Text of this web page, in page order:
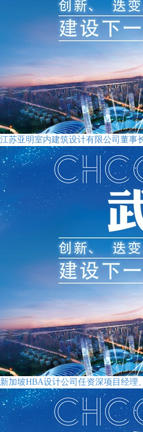
江苏亚明室内建筑设计有限公司董事
新加坡HBA设计公司任资深项目经理